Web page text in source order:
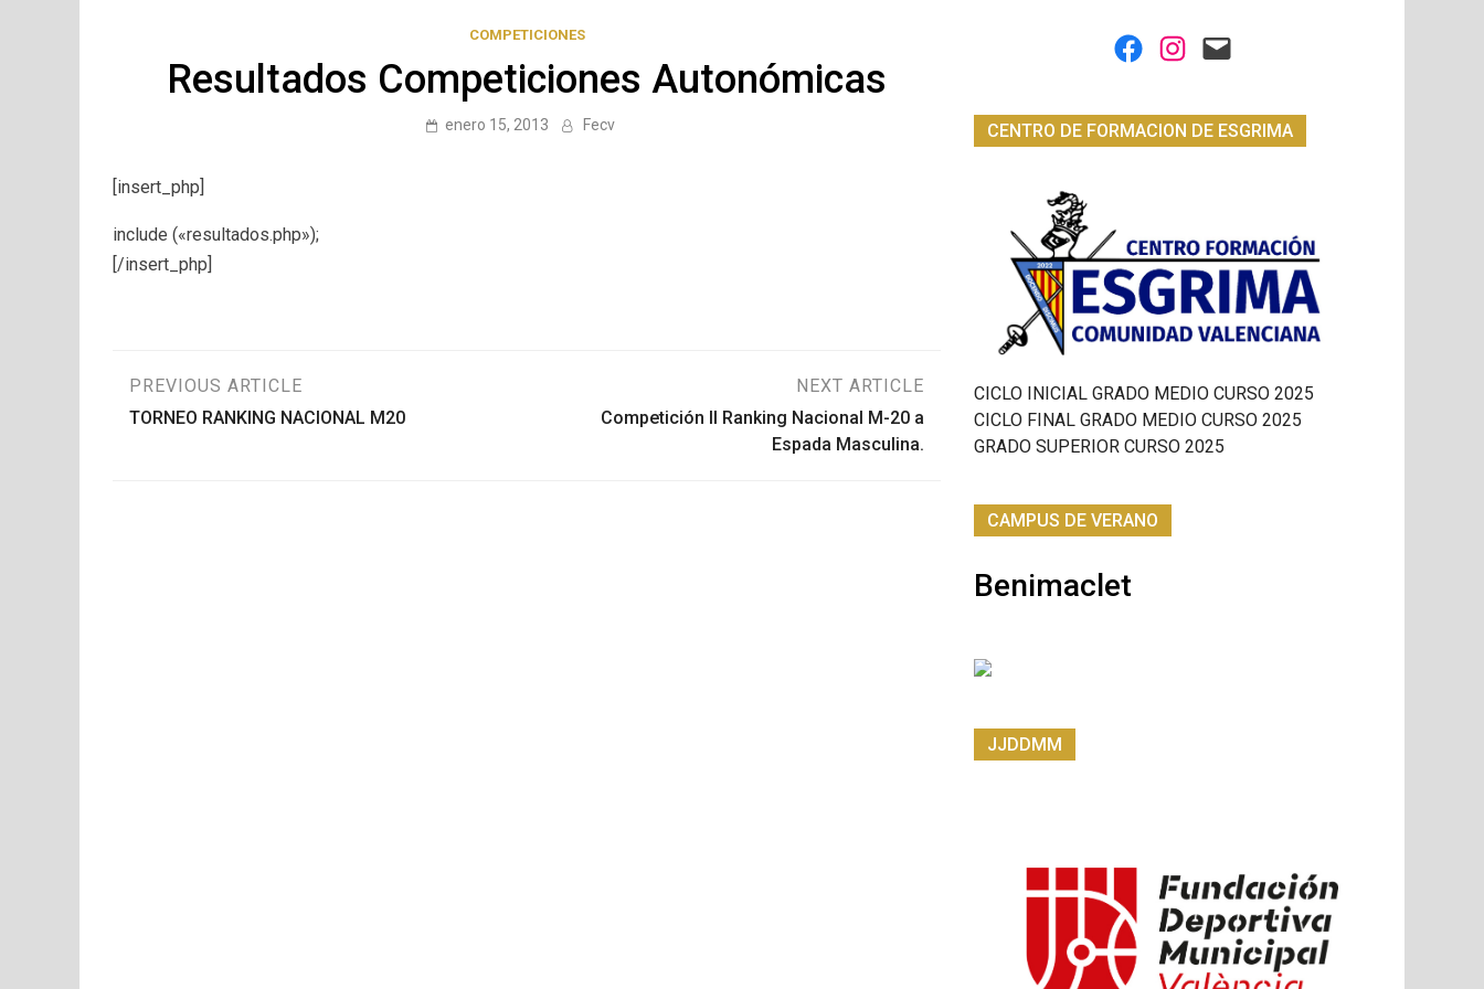
COMPETICIONES
Resultados Competiciones Autonómicas
enero 15, 2013 Fecv
[insert_php]
include («resultados.php»);
[/insert_php]
Navegación
PREVIOUS ARTICLE
TORNEO RANKING NACIONAL M20
NEXT ARTICLE
Competición II Ranking Nacional M-20 a
Espada Masculina.
Facebook
Instagram
Mail
CENTRO DE FORMACION DE ESGRIMA
CICLO INICIAL GRADO MEDIO CURSO 2025
CICLO FINAL GRADO MEDIO CURSO 2025
GRADO SUPERIOR CURSO 2025
CAMPUS DE VERANO
Benimaclet
JJDDMM